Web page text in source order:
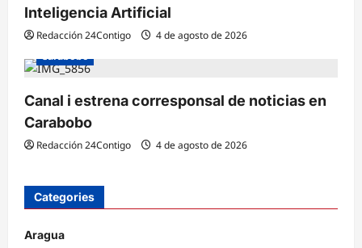
Inteligencia Artificial
Redacción 24Contigo
4 de agosto de 2026
Carabobo
Canal i estrena corresponsal de noticias en
Carabobo
Redacción 24Contigo 4 de agosto de 2026
Categories
Aragua